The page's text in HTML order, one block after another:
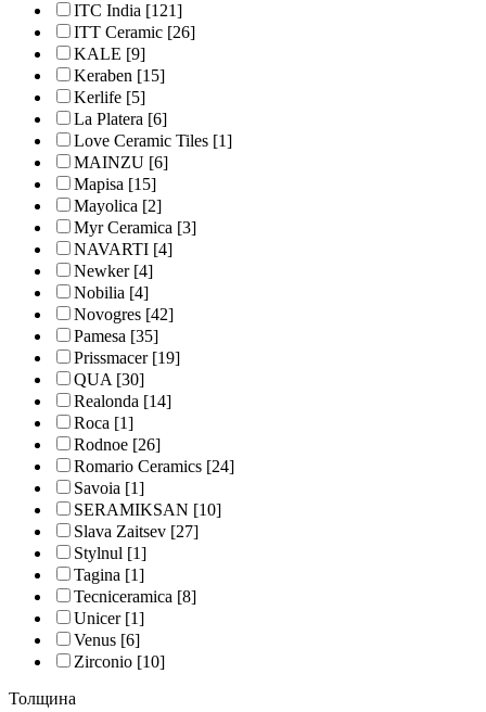
ITC India [121]
ITT Ceramic [26]
KALE [9]
Keraben [15]
Kerlife [5]
La Platera [6]
Love Ceramic Tiles [1]
MAINZU [6]
Mapisa [15]
Mayolica [2]
Myr Ceramica [3]
NAVARTI [4]
Newker[4]
Nobilia [4]
Novogres [42]
Pamesa [35]
Prissmacer[19]
QUA[30]
Realonda [14]
Roca [1]
Rodnoe [26]
Romario Ceramics [24]
Savoia [1]
SERAMIKSAN [10]
Slava Zaitsev [27]
Stylnul [1]
Tagina [1]
Tecniceramica [8]
Unicer[1]
Venus [6]
Zirconio [10]
Толщина